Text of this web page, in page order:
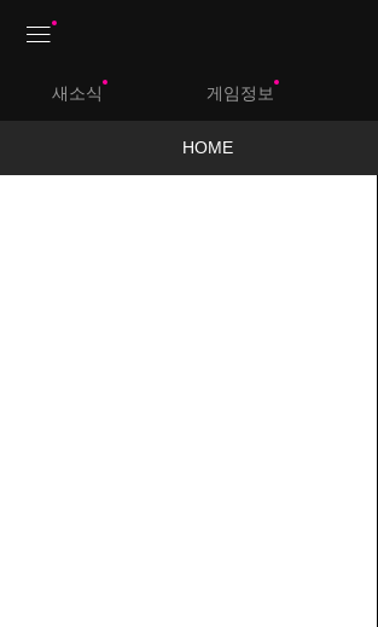
새소식 게임정보
HOME